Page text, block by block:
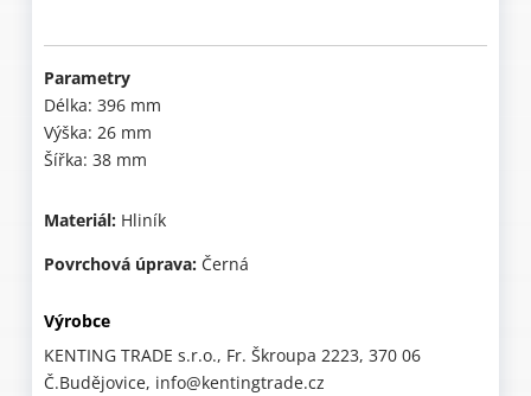
Parametry
Délka: 396 mm
Výška: 26 mm
Šířka: 38 mm
Materiál: Hliník
Povrchová úprava: Černá
Výrobce
KENTING TRADE s.r.o., Fr. Škroupa 2223, 370 06
Č.Budějovice, info@kentingtrade.cz